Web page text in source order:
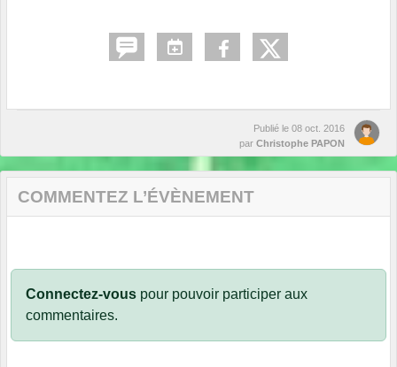
Publié le 08 oct. 2016
par Christophe PAPON
COMMENTEZ L’ÉVÈNEMENT
Connectez-vous pour pouvoir participer aux
commentaires.